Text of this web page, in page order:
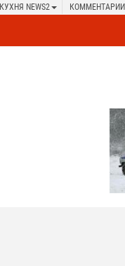
КУХНЯ NEWS2 КОММЕНТАРИИ